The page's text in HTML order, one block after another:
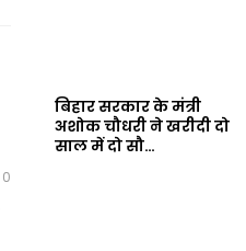
0
बिहार सरकार के मंत्री
अशोक चौधरी ने खरीदी दो
साल में दो सौ…